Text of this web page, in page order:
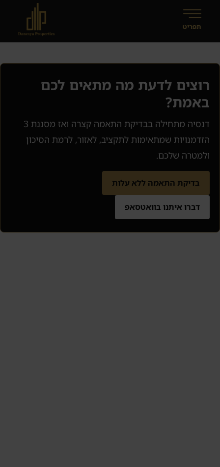
רוצים לדעת מה מתאים לכם
באמת?
דנסיה מתחילה בבדיקת התאמה קצרה ואז מסננת 3
הזדמנויות שמתאימות לתקציב, לאזור, לרמת הסיכון
ולמטרה שלכם.
בדיקת התאמה ללא עלות
דברו איתנו בוואטסאפ